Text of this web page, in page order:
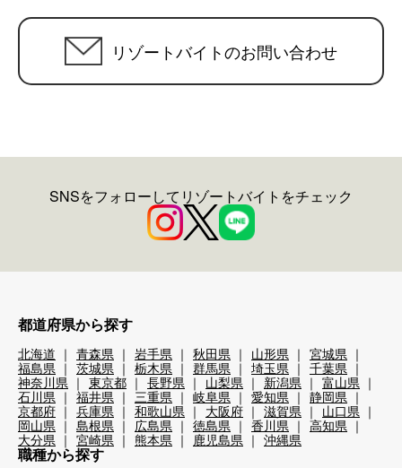
リゾートバイトのお問い合わせ
SNSをフォローしてリゾートバイトをチェック
都道府県から探す
北海道 青森県 岩手県 秋田県 山形県
宮城県
福島県
茨城県 栃木県 群馬県 埼玉県
千葉県
神奈川県
東京都 長野県 山梨県 新潟県
富山県
石川県
福井県 三重県 岐阜県 愛知県
静岡県
京都府
兵庫県 和歌山県 大阪府 滋賀県
山口県
岡山県
島根県 広島県 徳島県 香川県
高知県
大分県
宮崎県 熊本県 鹿児島県 沖縄県
職種から探す